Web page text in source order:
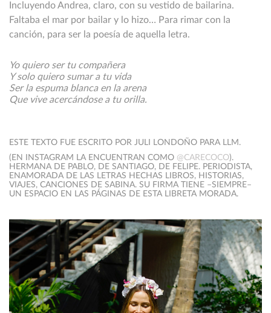
Incluyendo Andrea, claro, con su vestido de bailarina.
Faltaba el mar por bailar y lo hizo… Para rimar con la
canción, para ser la poesía de aquella letra.
Yo quiero ser tu compañera
Y solo quiero sumar a tu vida
Ser la espuma blanca en la arena
Que vive acercándose a tu orilla.
ESTE TEXTO FUE ESCRITO POR JULI LONDOÑO PARA LLM.
(EN INSTAGRAM LA ENCUENTRAN COMO @CARECOCO).
HERMANA DE PABLO, DE SANTIAGO, DE FELIPE. PERIODISTA,
ENAMORADA DE LAS LETRAS HECHAS LIBROS, HISTORIAS,
VIAJES, CANCIONES DE SABINA. SU FIRMA TIENE –SIEMPRE–
UN ESPACIO EN LAS PÁGINAS DE ESTA LIBRETA MORADA.